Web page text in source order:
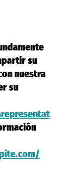
su
nuestra
su